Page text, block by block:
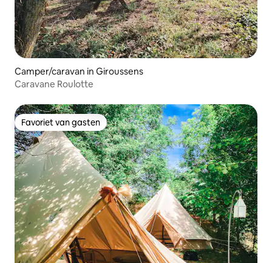
Camper/caravan in Giroussens
Caravane Roulotte
Favoriet van gasten
Favoriet van gasten